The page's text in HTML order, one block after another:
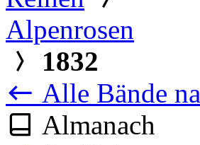
Alpenrosen
1832
Alle Bände
Almanach